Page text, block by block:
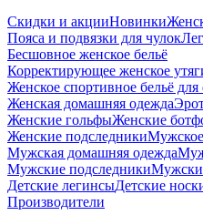
Скидки и акцииНовинки
Пояса и подвязки для чулок
Бесшовное женское бельё
Корректирующее женское
Женское спортивное бельё для
Женская домашняя одежда
Женские гольфыЖенские
Женские подследники
Мужская домашняя одежда
Мужские подследники
Детские легинсыДетские
Производители